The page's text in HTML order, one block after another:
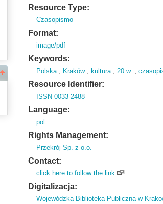
Resource Type:
Czasopismo
Format:
image/pdf
Keywords:
Polska; Kraków; kultura;20 w. ;
Resource Identifier:
ISSN 0033-2488
Language:
pol
Rights Management:
Przekrój Sp. z o.o.
Contact:
click here to follow the link
Digitalizacja:
Wojewódzka Biblioteka Publiczna w